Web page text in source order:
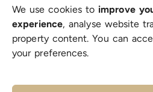
We use cookies to improve
experience, analyse website
property content. You can
your preferences.